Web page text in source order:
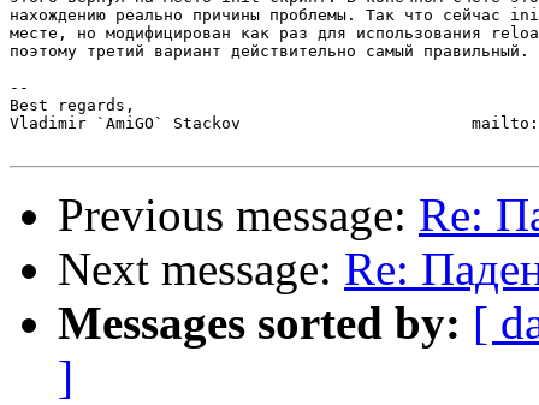
нахождению реально причины проблемы. Так что сейчас
месте, но модифицирован как раз для использования
поэтому третий вариант действительно самый правильный.
--
Best regards,
Vladimir `AmiGO` Stackov                        mailto:
Previous message: Re:
Next message: Re:
Messages sorted by: [
]